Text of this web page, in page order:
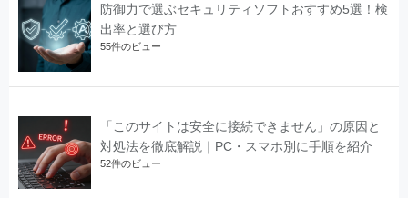
防御力で選ぶセキュリティソフトおすすめ5選！検
出率と選び方
55件のビュー
「このサイトは安全に接続できません」の原因と
対処法を徹底解説｜PC・スマホ別に手順を紹介
52件のビュー